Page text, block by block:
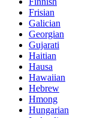
Frisian
Galician
Georgian
Gujarati
Haitian
Hausa
Hawaiian
Hebrew
Hmong
Hungarian